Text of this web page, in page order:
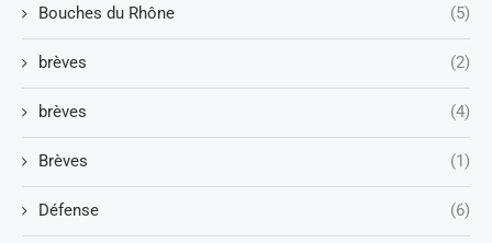
Bouches du Rhône (5)
brèves (2)
brèves (4)
Brèves (1)
Défense (6)